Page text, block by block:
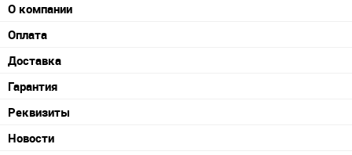
О компании
Оплата
Доставка
Гарантия
Реквизиты
Новости